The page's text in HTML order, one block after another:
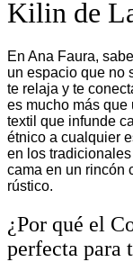
Kilin de
En Ana Faura,
un espacio que no
te relaja y te
es mucho más
textil que infunde
étnico a cualquier
en los
cama en un rincón
rústico.
¿Por qué el
perfecta para